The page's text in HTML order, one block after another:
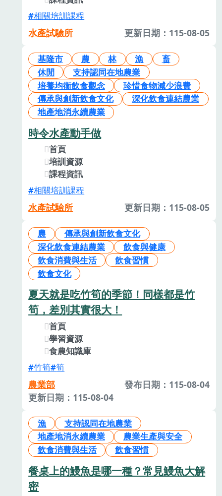
相關培訓課程
水產試驗所 更新日期：115-08-05
基隆市 農 林 漁
畜
休閒
支持認同在地農業
培養均衡飲食觀念
珍惜食物減少浪費
傳承與創新飲食文化
深化飲食連結農業
地產地消永續農業
時令水產動手做
首頁
培訓資源
課程資訊
相關培訓課程
水產試驗所 更新日期：115-08-05
農
傳承與創新飲食文化
深化飲食連結農業
飲食與健康
飲食消費與生活
飲食習慣
飲食文化
夏天就是吃竹筍的季節！同樣都是竹
筍，差別其實很大！
首頁
學習資源
食農知識庫
竹筍 筍
農業部
發布日期：115-08-04
更新日期：115-08-04
漁
支持認同在地農業
地產地消永續農業
農業生產與安全
飲食消費與生活
飲食習慣
餐桌上的鰻魚是哪一種？常見鰻魚大解
密